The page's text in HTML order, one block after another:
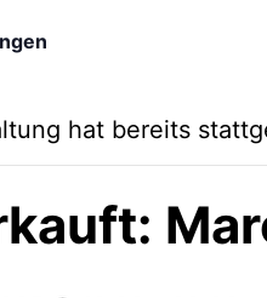
hat bereits